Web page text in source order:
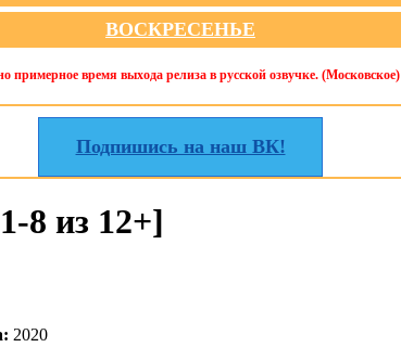
ВОСКРЕСЕНЬЕ
примерное время выхода релиза в русской озвучке. (Московское)
Подпишись на наш ВК!
8 из 12+]
2020